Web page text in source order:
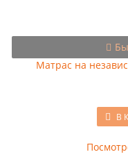
Матрас на
В